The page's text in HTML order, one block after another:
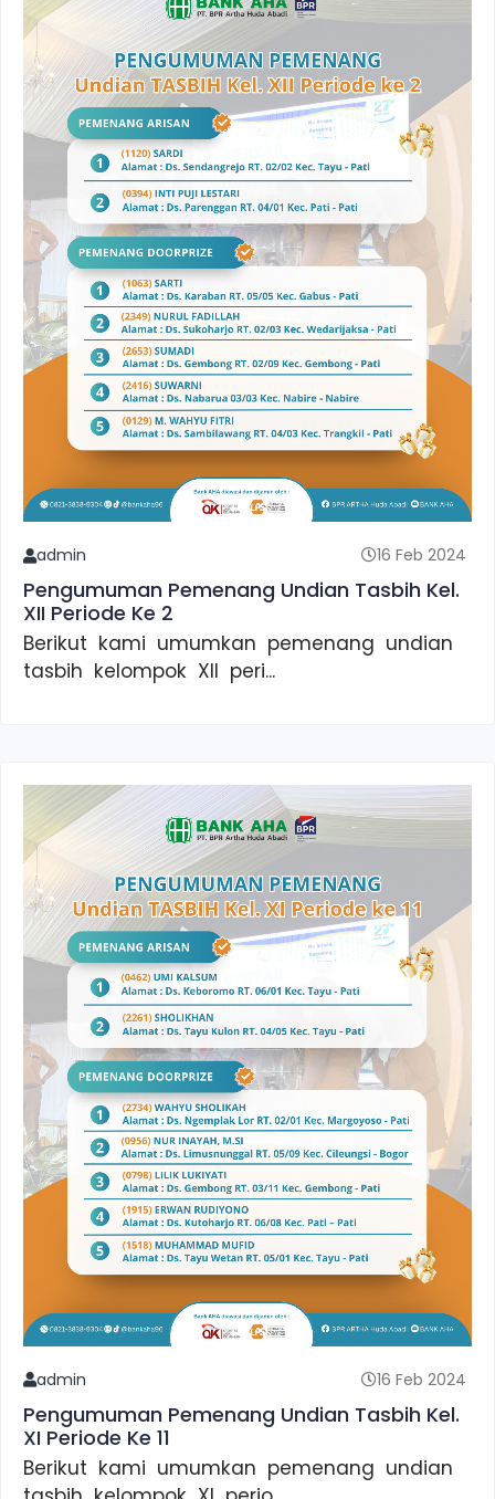
admin 16 Feb 2024
Pengumuman Pemenang Undian Tasbih Kel.
XII Periode Ke 2
Berikut kami umumkan pemenang undian
tasbih kelompok XII peri...
admin 16 Feb 2024
Pengumuman Pemenang Undian Tasbih Kel.
XI Periode Ke 11
Berikut kami umumkan pemenang undian